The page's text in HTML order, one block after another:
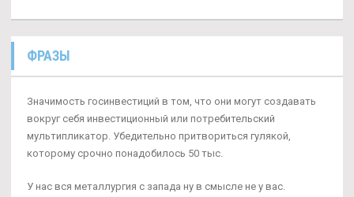
ФРАЗЫ
Значимость госинвестиций в том, что они могут создавать
вокруг себя инвестиционный или потребительский
мультипликатор. Убедительно притвориться гулякой,
которому срочно понадобилось 50 тыс.
У нас вся металлургия с запада ну в смысле не у вас.